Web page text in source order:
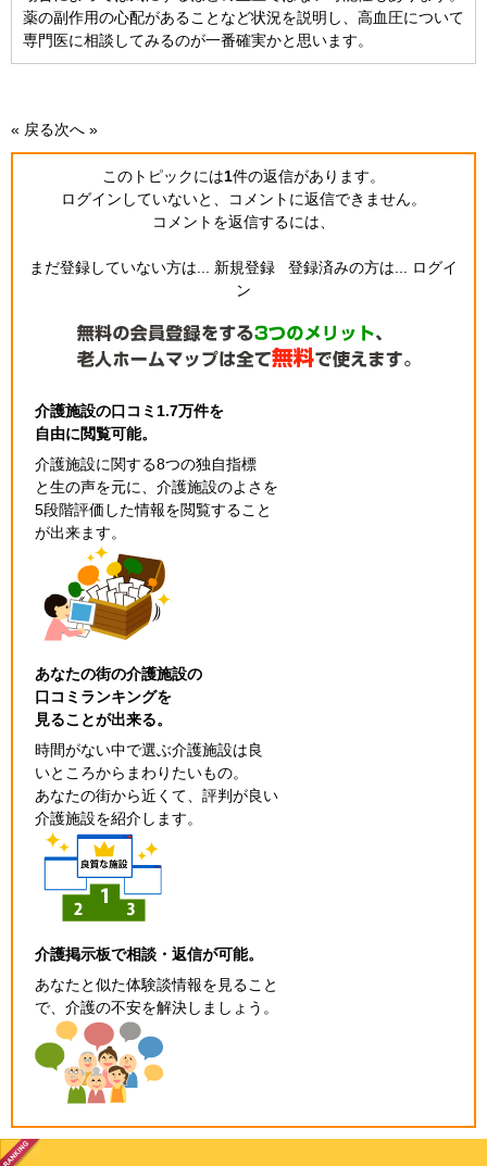
薬の副作用の心配があることなど状況を説明し、高血圧について
専門医に相談してみるのが一番確実かと思います。
« 戻る次へ »
このトピックには1件の返信があります。
ログインしていないと、コメントに返信できません。
コメントを返信するには、
まだ登録していない方は... 新規登録 登録済みの方は...
ログイ
ン
介護施設の口コミ1.7万件を
自由に閲覧可能。
介護施設に関する8つの独自指標
と生の声を元に、介護施設のよさを
5段階評価した情報を閲覧すること
が出来ます。
あなたの街の介護施設の
口コミランキングを
見ることが出来る。
時間がない中で選ぶ介護施設は良
いところからまわりたいもの。
あなたの街から近くて、評判が良い
介護施設を紹介します。
介護掲示板で相談・返信が可能。
あなたと似た体験談情報を見ること
で、介護の不安を解決しましょう。